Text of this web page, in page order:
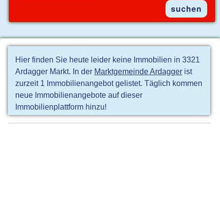
Hier finden Sie heute leider keine Immobilien in 3321
Ardagger Markt. In der Marktgemeinde Ardagger ist
zurzeit 1 Immobilienangebot gelistet. Täglich kommen
neue Immobilienangebote auf dieser
Immobilienplattform hinzu!